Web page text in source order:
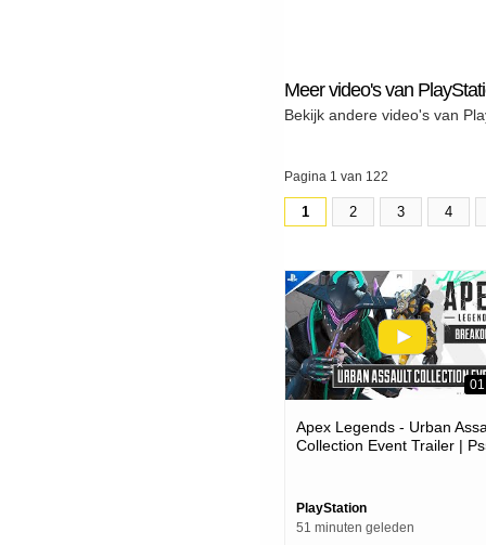
Meer video's van
Bekijk andere video's van
Pagina 1 van 122
1 2 3 4
Apex Legends - Urban
Collection Event Trailer |
PlayStation
51 minuten geleden